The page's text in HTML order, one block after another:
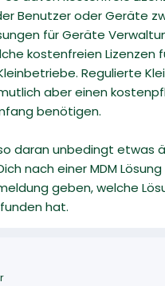
Benutzer oder Geräte
für Geräte
kostenfreien Lizenzen
Regulierte
aber einen
benötigen.
daran unbedingt etwas
nach einer MDM
geben, welche
hat.